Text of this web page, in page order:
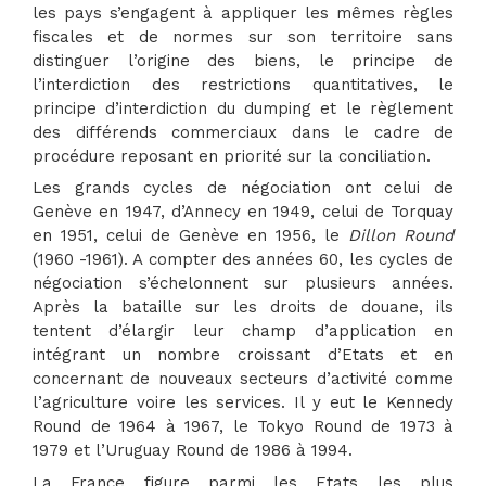
les pays s’engagent à appliquer les mêmes règles
fiscales et de normes sur son territoire sans
distinguer l’origine des biens, le principe de
l’interdiction des restrictions quantitatives, le
principe d’interdiction du dumping et le règlement
des différends commerciaux dans le cadre de
procédure reposant en priorité sur la conciliation.
Les grands cycles de négociation ont celui de
Genève en 1947, d’Annecy en 1949, celui de Torquay
en 1951, celui de Genève en 1956, le Dillon Round
(1960 -1961). A compter des années 60, les cycles de
négociation s’échelonnent sur plusieurs années.
Après la bataille sur les droits de douane, ils
tentent d’élargir leur champ d’application en
intégrant un nombre croissant d’Etats et en
concernant de nouveaux secteurs d’activité comme
l’agriculture voire les services. Il y eut le Kennedy
Round de 1964 à 1967, le Tokyo Round de 1973 à
1979 et l’Uruguay Round de 1986 à 1994.